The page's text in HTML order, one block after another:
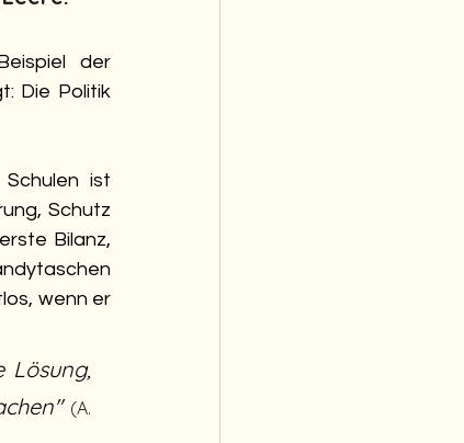
der
Die Politik
ist
Schutz
Bilanz,
wenn er
Lösung,
(A.